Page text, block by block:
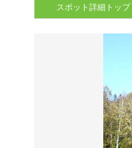
スポット詳細 トップ